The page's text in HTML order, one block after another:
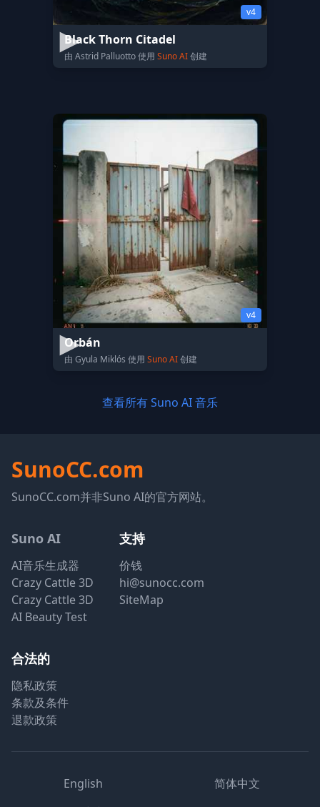
v4
Black Thorn Citadel
由 Astrid Palluotto 使用 Suno AI创建
v4
Orbán
由 Gyula Miklós 使用 Suno AI创建
查看所有 Suno AI 音乐
SunoCC.com
SunoCC.com并非Suno AI的官方网站。
Suno AI
AI音乐生成器
Crazy Cattle 3D
Crazy Cattle 3D
AI Beauty Test
支持
价钱
hi@sunocc.com
SiteMap
合法的
隐私政策
条款及条件
退款政策
English
简体中文